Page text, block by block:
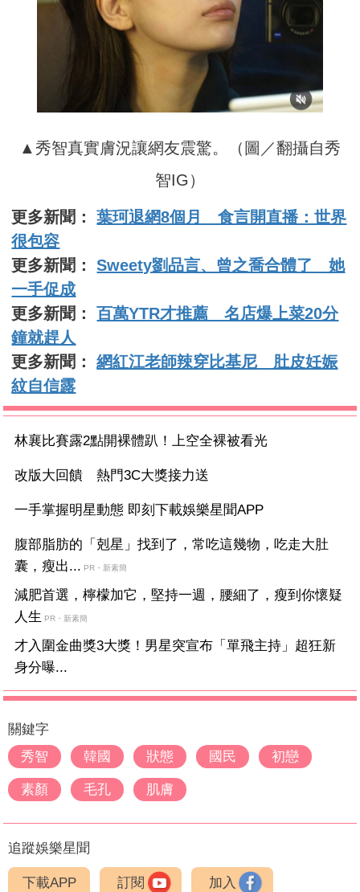
▲秀智真實膚況讓網友震驚。（圖／翻攝自秀
智IG）
更多新聞：葉珂退網8個月 食言開直播：世界
很包容
更多新聞：Sweety劉品言、曾之喬合體了 她
一手促成
更多新聞：百萬YTR才推薦 名店爆上菜20分
鐘就趕人
更多新聞：網紅江老師辣穿比基尼 肚皮妊娠
紋自信露
林襄比賽露2點開裸體趴！上空全裸被看光
改版大回饋 熱門3C大獎接力送
一手掌握明星動態 即刻下載娛樂星聞APP
腹部脂肪的「剋星」找到了，常吃這幾物，吃走大肚
囊，瘦出... PR・新素簡
減肥首選，檸檬加它，堅持一週，腰細了，瘦到你懷疑
人生 PR・新素簡
才入圍金曲獎3大獎！男星突宣布「單飛主持」超狂新
身分曝...
關鍵字
秀智
韓國 狀態 國民 初戀
素顏 毛孔 肌膚
追蹤娛樂星聞
下載APP 訂閱 加入